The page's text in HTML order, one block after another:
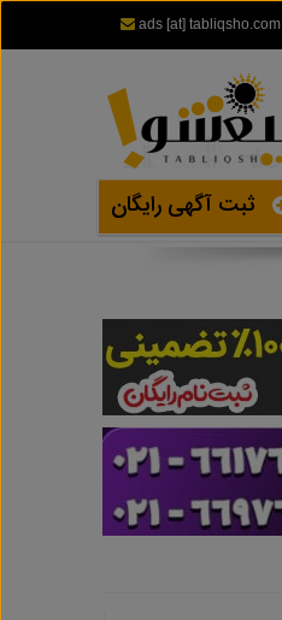
ads [at] tabliqsho.com
ثبت آگهی رایگان